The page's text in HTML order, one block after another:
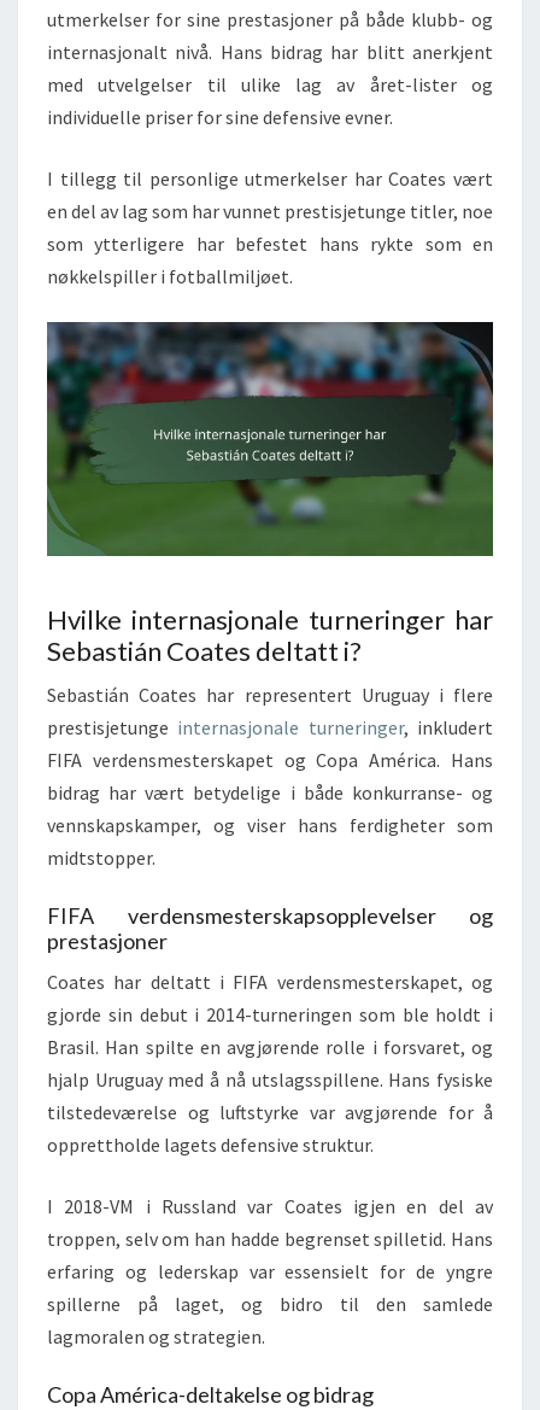
utmerkelser for sine prestasjoner på både klubb- og
internasjonalt nivå. Hans bidrag har blitt anerkjent
med utvelgelser til ulike lag av året-lister og
individuelle priser for sine defensive evner.
I tillegg til personlige utmerkelser har Coates vært
en del av lag som har vunnet prestisjetunge titler, noe
som ytterligere har befestet hans rykte som en
nøkkelspiller i fotballmiljøet.
Hvilke internasjonale turneringer har
Sebastián Coates deltatt i?
Sebastián Coates har representert Uruguay i flere
prestisjetunge internasjonale turneringer, inkludert
FIFA verdensmesterskapet og Copa América. Hans
bidrag har vært betydelige i både konkurranse- og
vennskapskamper, og viser hans ferdigheter som
midtstopper.
FIFA verdensmesterskapsopplevelser og
prestasjoner
Coates har deltatt i FIFA verdensmesterskapet, og
gjorde sin debut i 2014-turneringen som ble holdt i
Brasil. Han spilte en avgjørende rolle i forsvaret, og
hjalp Uruguay med å nå utslagsspillene. Hans fysiske
tilstedeværelse og luftstyrke var avgjørende for å
opprettholde lagets defensive struktur.
I 2018-VM i Russland var Coates igjen en del av
troppen, selv om han hadde begrenset spilletid. Hans
erfaring og lederskap var essensielt for de yngre
spillerne på laget, og bidro til den samlede
lagmoralen og strategien.
Copa América-deltakelse og bidrag